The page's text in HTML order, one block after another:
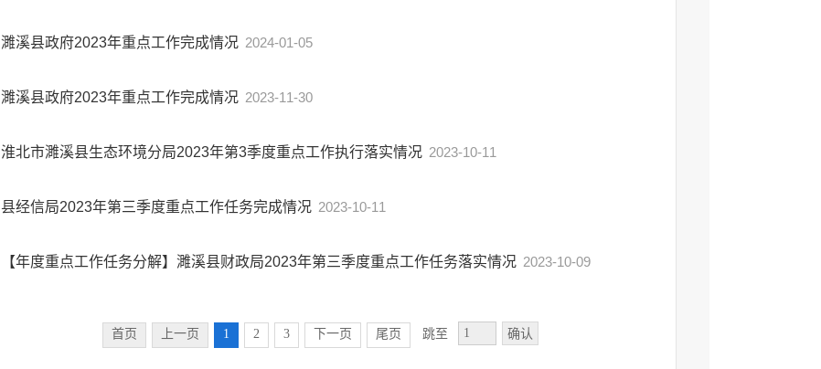
濉溪县政府2023年重点工作完成情况 2024-01-05
濉溪县政府2023年重点工作完成情况 2023-11-30
淮北市濉溪县生态环境分局2023年第3季度重点工作执行落实情况 2023-10-11
县经信局2023年第三季度重点工作任务完成情况 2023-10-11
【年度重点工作任务分解】濉溪县财政局2023年第三季度重点工作任务落实情况 2023-10-09
首页 上一页 1 2 3 下一页 尾页 跳至 确认